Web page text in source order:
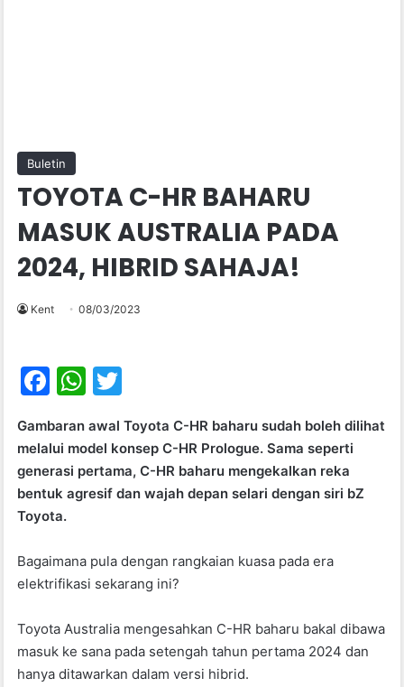
Buletin
TOYOTA C-HR BAHARU
MASUK AUSTRALIA PADA
2024, HIBRID SAHAJA!
Kent 08/03/2023
F
c
e
b
o
o
k
W
at
s
A
p
itt
er
Gambaran awal Toyota C-HR baharu sudah boleh dilihat
melalui model konsep C-HR Prologue. Sama seperti
generasi pertama, C-HR baharu mengekalkan reka
bentuk agresif dan wajah depan selari dengan siri bZ
Toyota.
Bagaimana pula dengan rangkaian kuasa pada era
elektrifikasi sekarang ini?
Toyota Australia mengesahkan C-HR baharu bakal dibawa
masuk ke sana pada setengah tahun pertama 2024 dan
hanya ditawarkan dalam versi hibrid.